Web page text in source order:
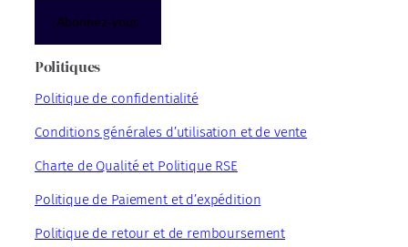
Abonnez-vous
Politiques
Politique de confidentialité
Conditions générales d’utilisation et de vente
Charte de Qualité et Politique RSE
Politique de Paiement et d’expédition
Politique de retour et de remboursement